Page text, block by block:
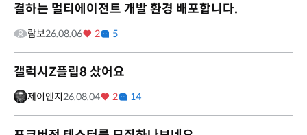
결하는 멀티에이전트 개발 환경 배포합니다.
람보26.08.06 2 5
갤럭시Z플립8 샀어요
제이엔지26.08.04 2 14